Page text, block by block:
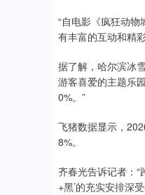
“自电影《疯狂动
有丰富的互动和精
据了解，哈尔滨冰
游客喜爱的主题乐
0%。”
飞猪数据显示，
8%。
齐春光告诉记者：
+黑’的充实安排深